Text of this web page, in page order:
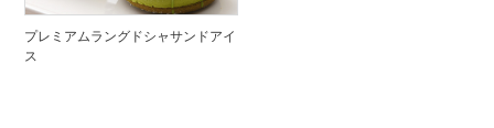
プレミアムラングドシャサンドアイ
ス